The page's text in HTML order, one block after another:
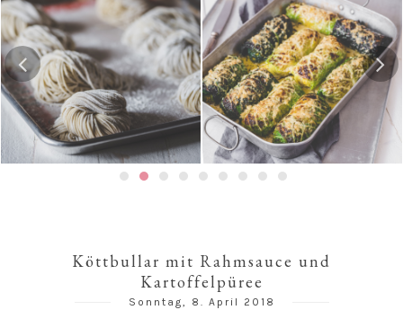
Risotto-Wirsing-Rouladen
Gedämpfte Jiaozi mit
Schweinefleischfüllung | 餃
子 / 饺子
Köttbullar mit Rahmsauce und
Kartoffelpüree
Sonntag, 8. April 2018